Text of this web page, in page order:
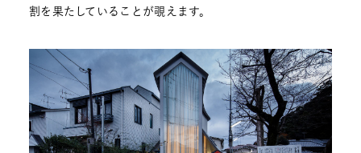
割を果たしていることが覗えます。